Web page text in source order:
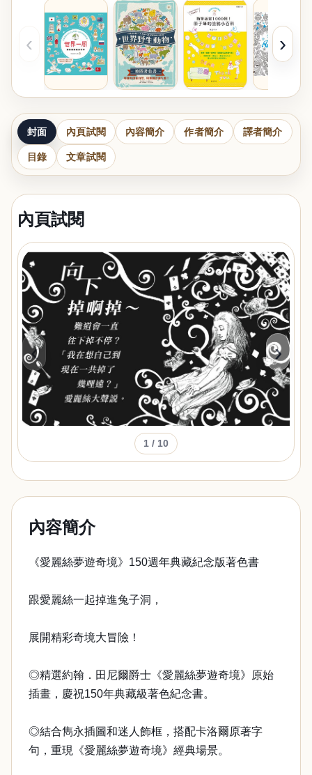
‹ ›
封面 內頁試閱 內容簡介 作者簡介 譯者簡介
目錄 文章試閱
內頁試閱
‹ ›
1 / 10
內容簡介
《愛麗絲夢遊奇境》150週年典藏紀念版著色書
跟愛麗絲一起掉進兔子洞，
展開精彩奇境大冒險！
◎精選約翰．田尼爾爵士《愛麗絲夢遊奇境》原始
插畫，慶祝150年典藏級著色紀念書。
◎結合雋永插圖和迷人飾框，搭配卡洛爾原著字
句，重現《愛麗絲夢遊奇境》經典場景。